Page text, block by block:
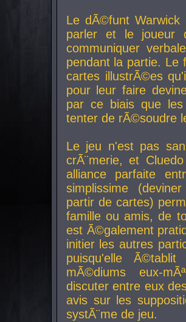
Le dÃ©funt Warwick
parler et le joueur
communiquer
pendant la partie. Le
cartes illustrÃ©es
pour leur faire
par ce biais que
tenter de rÃ©soudre
Le jeu n'est pas
crÃ¨merie, et
alliance parfaite
simplissime
partir de cartes)
famille ou amis, de
est Ã©galement
initier les autres
puisqu'elle
mÃ©diums eux-
discuter entre eux
avis sur les
systÃ¨me de jeu.